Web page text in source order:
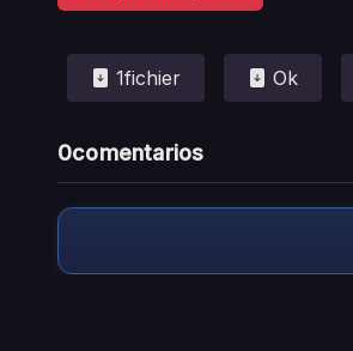
1fichier Ok
0comentarios